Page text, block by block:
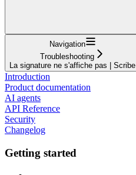
Navigation
Troubleshooting
La signature ne s'affiche pas | Scribe
Introduction
Product documentation
AI agents
API Reference
Security
Changelog
Getting started